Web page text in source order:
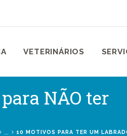
VETERINÁRIOS
NÃO ter
... 10 MOTIVOS PARA TER UM
NORTE DE SÃO
Norte de São Paulo